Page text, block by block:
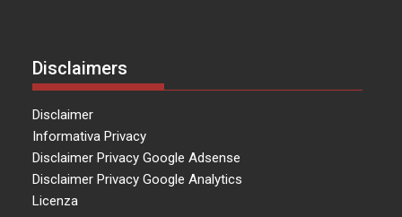
Disclaimers
Disclaimer
Informativa Privacy
Disclaimer Privacy Google Adsense
Disclaimer Privacy Google Analytics
Licenza